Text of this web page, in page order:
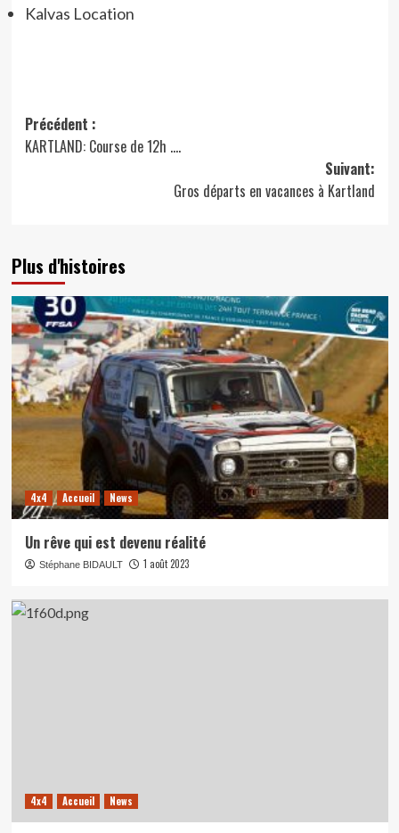
Kalvas Location
Navigation
d’article
Précédent :
KARTLAND: Course de 12h ….
Suivant:
Gros départs en vacances à Kartland
Plus d'histoires
4x4 Accueil News
Un rêve qui est devenu réalité
Stéphane BIDAULT 1 août 2023
4x4 Accueil News